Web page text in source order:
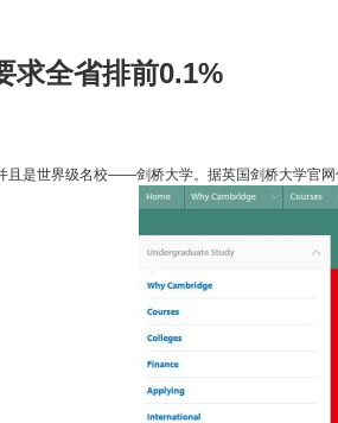
求全省排前0.1%
是世界级名校——剑桥大学。据英国剑桥大学官网